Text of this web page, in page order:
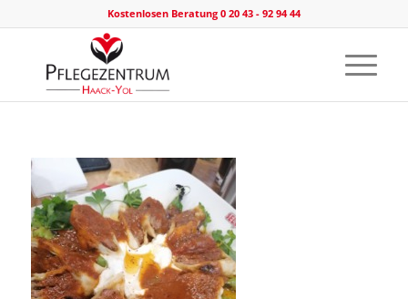
Kostenlosen Beratung 0 20 43 - 92 94 44